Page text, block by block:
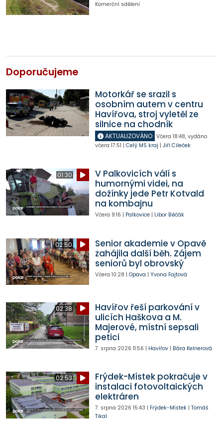
Komerční sdělení
Doporučujeme
Motorkář se srazil s
osobním autem v centru
Havířova, stroj vyletěl ze
silnice na chodník
AKTUALIZOVÁNO Včera 18:48, vydáno
včera 17:51 | Celý MS kraj | Jiří Cileček
01:30
V Palkovicích válí s
humornými videi, na
dožínky jede Petr Kotvald
na kombajnu
Včera 9:16 | Palkovice| Libor Běčák
02:50
Senior akademie v Opavě
zahájila další běh. Zájem
seniorů byl obrovský
Včera 10:28 | Opava | Yvona Fajtová
02:38
Havířov řeší parkování v
ulicích Haškova a M.
Majerové, místní sepsali
petici
7. srpna 2026 11:56 | Havířov| Bára Kelnerová
02:53
Frýdek-Místek pokračuje v
instalaci fotovoltaických
elektráren
7. srpna 2026 15:43 | Frýdek-Místek| Tomáš
Tikal